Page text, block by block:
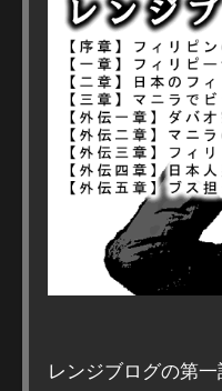
レンジブログの第